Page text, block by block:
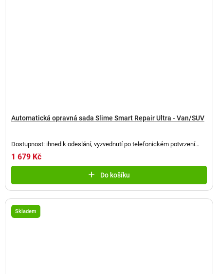
Automatická opravná sada Slime Smart Repair Ultra - Van/SUV
Dostupnost: ihned k odeslání, vyzvednutí po telefonickém potvrzení
(2 ks)
1 679 Kč
Do košíku
Skladem